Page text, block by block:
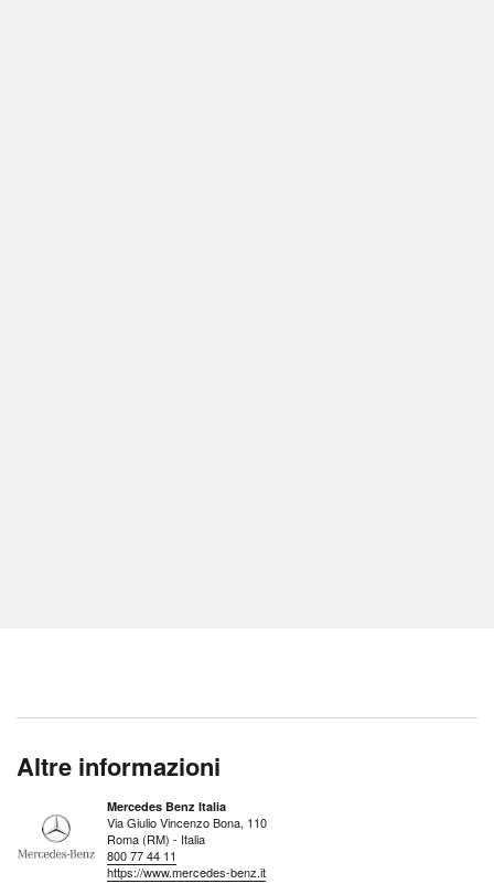
Altre informazioni
Mercedes Benz Italia
Via Giulio Vincenzo Bona, 110
Roma (RM) - Italia
800 77 44 11
https://www.mercedes-benz.it